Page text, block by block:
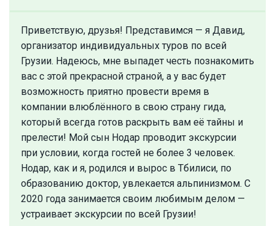
Приветствую, друзья! Представимся — я Давид,
организатор индивидуальных туров по всей
Грузии. Надеюсь, мне выпадет честь познакомить
вас с этой прекрасной страной, а у вас будет
возможность приятно провести время в
компании влюблённого в свою страну гида,
который всегда готов раскрыть вам её тайны и
прелести! Мой сын Нодар проводит экскурсии
при условии, когда гостей не более 3 человек.
Нодар, как и я, родился и вырос в Тбилиси, по
образованию доктор, увлекается альпинизмом. С
2020 года занимается своим любимым делом —
устраивает экскурсии по всей Грузии!